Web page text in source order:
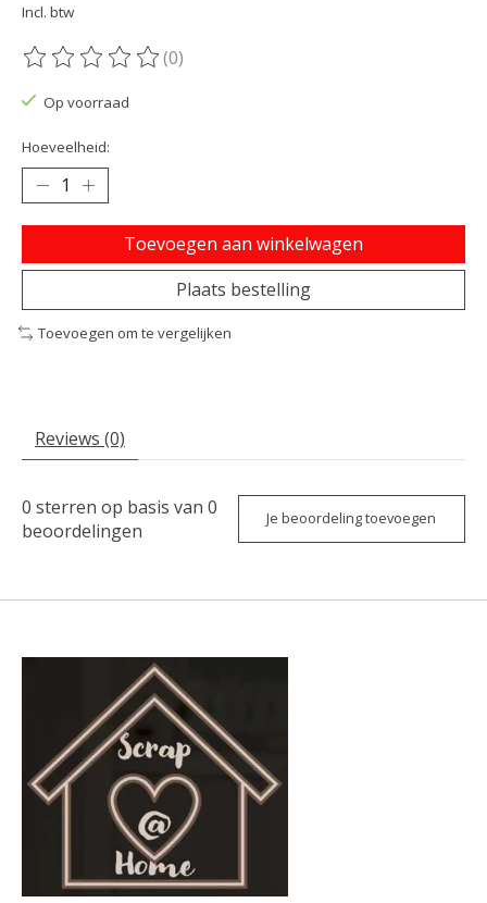
Incl. btw
De beoordeling van dit product is
(0)
Op voorraad
Hoeveelheid:
Toevoegen aan winkelwagen
Plaats bestelling
Toevoegen om te vergelijken
Reviews (0)
0 sterren op basis van 0
beoordelingen
Je beoordeling toevoegen